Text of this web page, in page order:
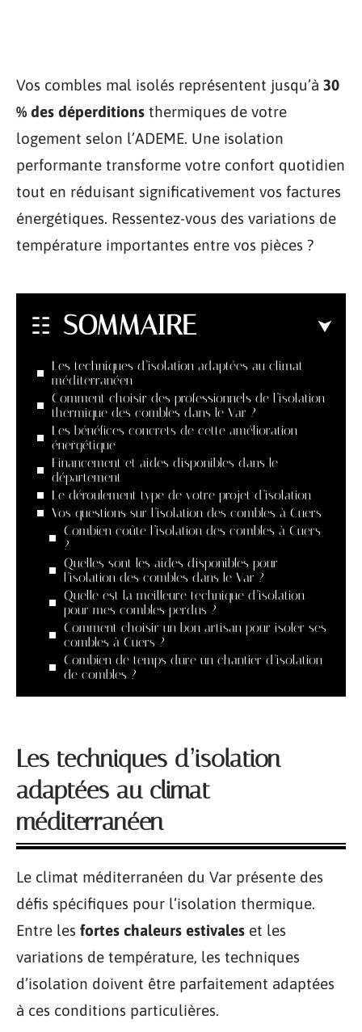
Vos combles mal isolés représentent jusqu’à 30
% des déperditions thermiques de votre
logement selon l’ADEME. Une isolation
performante transforme votre confort quotidien
tout en réduisant significativement vos factures
énergétiques. Ressentez-vous des variations de
température importantes entre vos pièces ?
SOMMAIRE
Les techniques d’isolation adaptées au climat
méditerranéen
Comment choisir des professionnels de l’isolation
thermique des combles dans le Var ?
Les bénéfices concrets de cette amélioration
énergétique
Financement et aides disponibles dans le
département
Le déroulement type de votre projet d’isolation
Vos questions sur l’isolation des combles à Cuers
Combien coûte l’isolation des combles à Cuers
?
Quelles sont les aides disponibles pour
l’isolation des combles dans le Var ?
Quelle est la meilleure technique d’isolation
pour mes combles perdus ?
Comment choisir un bon artisan pour isoler ses
combles à Cuers ?
Combien de temps dure un chantier d’isolation
de combles ?
Les techniques d’isolation
adaptées au climat
méditerranéen
Le climat méditerranéen du Var présente des
défis spécifiques pour l’isolation thermique.
Entre les fortes chaleurs estivales et les
variations de température, les techniques
d’isolation doivent être parfaitement adaptées
à ces conditions particulières.